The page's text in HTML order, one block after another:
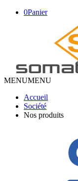
0Panier
MENUMENU
Accueil
Société
Nos produits